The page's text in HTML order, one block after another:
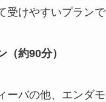
受けやすいプランで
（約90分）
ーバの他、エンダ